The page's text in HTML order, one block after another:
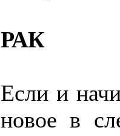
РАК
Если и
новое в